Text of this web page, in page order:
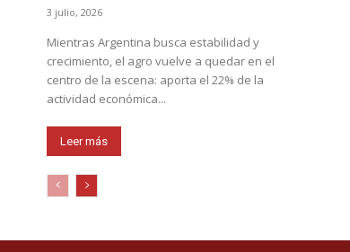
3 julio, 2026
Mientras Argentina busca estabilidad y
crecimiento, el agro vuelve a quedar en el
centro de la escena: aporta el 22% de la
actividad económica...
Leer más